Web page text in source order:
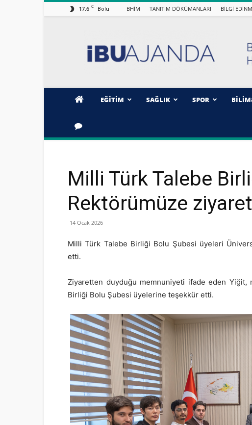
17.6 C Bolu BHİM TANITIM DÖKÜMANLARI BİLGİ
EĞİTİM SAĞLIK SPOR
Milli Türk Talebe
Rektörümüze ziyaret
14 Ocak 2026
Milli Türk Talebe Birliği Bolu Şubesi üyeleri
etti.
Ziyaretten duyduğu memnuniyeti ifade eden
Birliği Bolu Şubesi üyelerine teşekkür etti.